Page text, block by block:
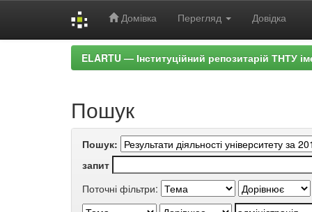
Домівка Перегляд Довідка
ELARTU — Інституційний репозитарій ТНТУ
Пошук
Пошук:
запит
Поточні фільтри: